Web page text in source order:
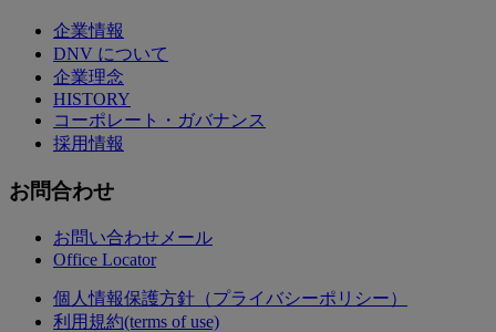
企業情報
DNV について
企業理念
HISTORY
コーポレート・ガバナンス
採用情報
お問合わせ
お問い合わせメール
Office Locator
個人情報保護方針（プライバシーポリシー）
利用規約(terms of use)